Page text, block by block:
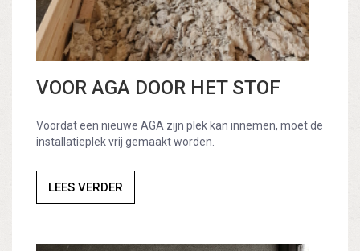
VOOR AGA DOOR HET STOF
Voordat een nieuwe AGA zijn plek kan innemen, moet de
installatieplek vrij gemaakt worden.
LEES VERDER